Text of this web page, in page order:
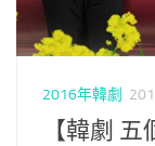
2016年韓劇
【韓劇